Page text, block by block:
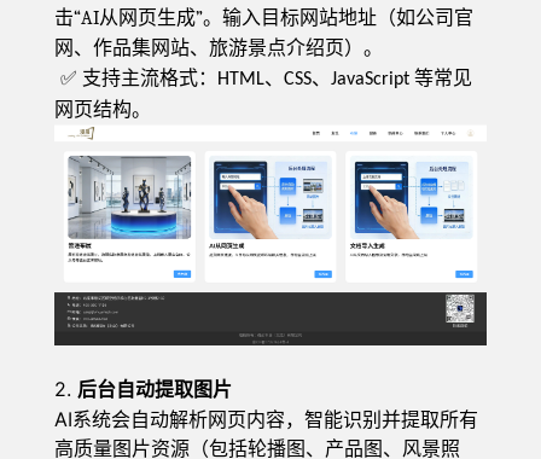
击“AI从网页生成”。输入目标网站地址（如公司官
网、作品集网站、旅游景点介绍页）。
✅ 支持主流格式： HTML、 CSS、 JavaScript 等常见
网页结构。
2. 后台自动提取图片
AI系统会自动解析网页内容，智能识别并提取所有
高质量图片资源（包括轮播图、产品图、风景照